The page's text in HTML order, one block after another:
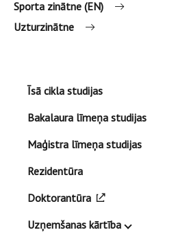
Sporta zinātne (EN)
Uzturzinātne
Īsā cikla studijas
Bakalaura līmeņa studijas
Maģistra līmeņa studijas
Rezidentūra
Doktorantūra
Uzņemšanas kārtība